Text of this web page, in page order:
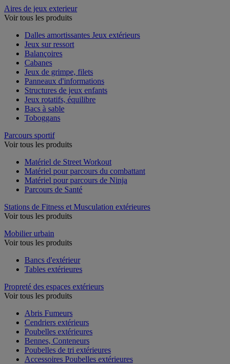
Aires de jeux exterieur
Voir tous les produits
Dalles amortissantes Jeux extérieurs
Jeux sur ressort
Balançoires
Cabanes
Jeux de grimpe, filets
Panneaux d'informations
Structures de jeux enfants
Jeux rotatifs, équilibre
Bacs à sable
Toboggans
Parcours sportif
Voir tous les produits
Matériel de Street Workout
Matériel pour parcours du combattant
Matériel pour parcours de Ninja
Parcours de Santé
Stations de Fitness et Musculation extérieures
Voir tous les produits
Mobilier urbain
Voir tous les produits
Bancs d'extérieur
Tables extérieures
Propreté des espaces extérieurs
Voir tous les produits
Abris Fumeurs
Cendriers extérieurs
Poubelles extérieures
Bennes, Conteneurs
Poubelles de tri extérieures
Accessoires Poubelles extérieures